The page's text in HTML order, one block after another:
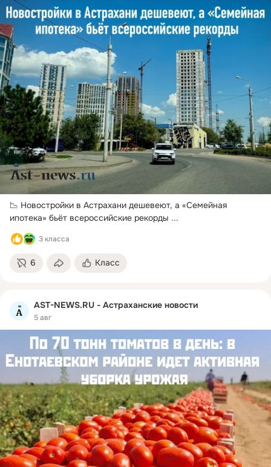
📉 Новостройки в Астрахани дешевеют, а «Семейная
ипотека» бьёт всероссийские рекорды ...
3 класса
6 Класс
AST-NEWS.RU - Астраханские новости
5 авг